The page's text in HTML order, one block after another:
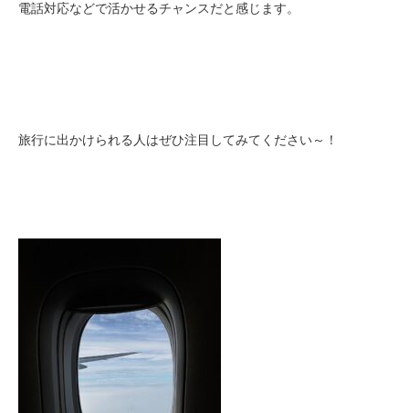
電話対応などで活かせるチャンスだと感じます。
旅行に出かけられる人はぜひ注目してみてください～！